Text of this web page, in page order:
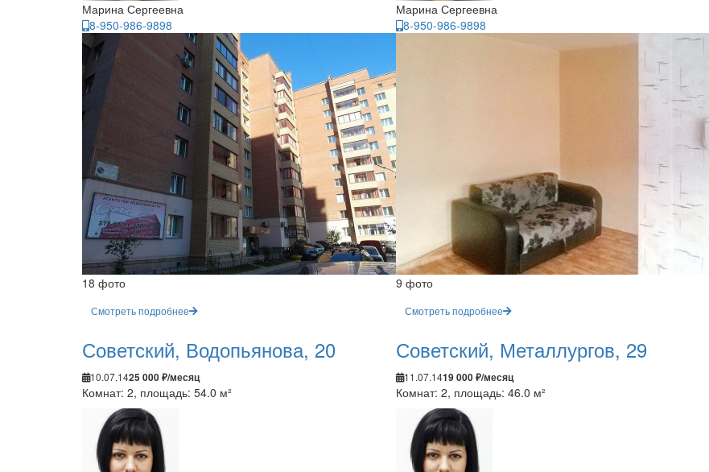
Марина Сергеевна
8-950-986-9898
Марина Сергеевна
8-950-986-9898
18 фото
Смотреть подробнее
Советский, Водопьянова, 20
10.07.1425 000 ₽/месяц
Комнат: 2, площадь: 54.0 м²
9 фото
Смотреть подробнее
Советский, Металлургов, 29
11.07.1419 000 ₽/месяц
Комнат: 2, площадь: 46.0 м²